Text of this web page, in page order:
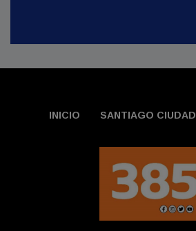
INICIO SANTIAGO CIUDAD